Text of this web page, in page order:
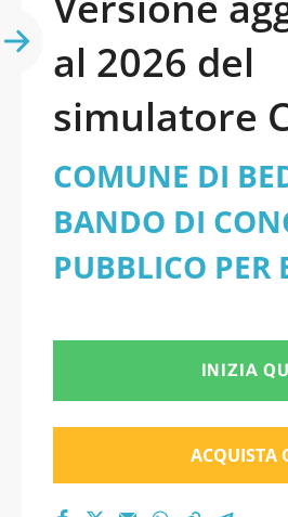
al 2026 del
simulatore
DI
BANDO DI
CONCORSO
PUBBLICO
PER LA
DI UN
ISTRUTTORE
COMUNE DI
BANDO DI
PUBBLICO PER
POSTO DI
CONTABILE -
ISTRUTTORI
INIZIA
ACQUISTA